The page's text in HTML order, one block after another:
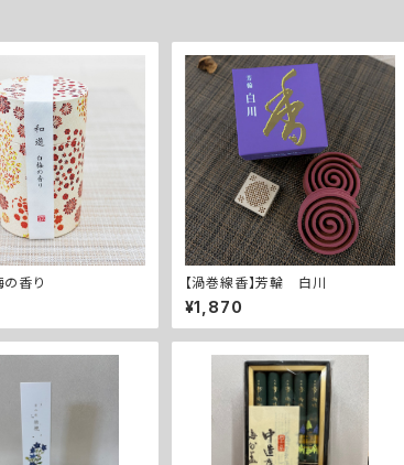
香り 【渦巻線香】芳輪 白川
¥1,870